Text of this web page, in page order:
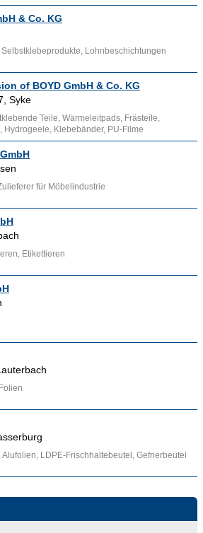
Düsseldorf, Köln, Bremen oder
Produzenten, als auch Händler
,Verpackungsmaschinen
über die bereitgestellten Links
& Co. KG
Lohnbeschichtungen
of BOYD GmbH & Co. KG
Syke
Teile, Wärmeleitpads, Frästeile,
Hydrogeele, Klebebänder, PU-Filme
für Möbelindustrie
Etikettieren
LDPE-Frischhaltebeutel, Gefrierbeutel